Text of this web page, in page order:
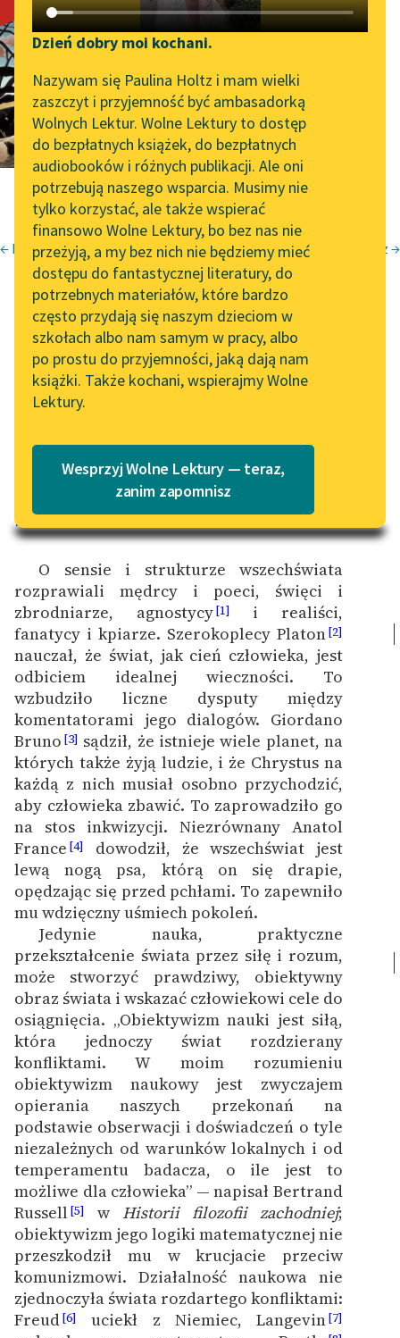
Katalog DAISY
Podkasty o książkach
Zgłoś brak utworu
Aktualności
„Prokurator Alicja Horn”
do słuchania
Byliśmy częścią AI Impact
Lab
Zapraszamy na spotkanie
online z tłumaczkami
literatury skandynawskiej
Spotkanie z Katarzyną
Tunkiel w Oslo
102. lata temu zmarł
Joseph Conrad
Lektury szkolne i klasyka
literatury do słuchania dla
uczennic i uczniów z
E-kolekcja lektur
szkolnych i literatury do
słuchania dla uczennic i
uczniów z
niepełnosprawnościami
Feministyczne inspiracje.
Popularyzacja
skandynawskiej literatury
feministycznej
Ręce pełne poezji
Kolekcje edukacyjne
twórców przechodzących
do domeny publicznej,
lektur szkolnych oraz
Starego Testamentu
Odkurzamy bohaterów
Szkoła Poezji Wolnych
Lektur
Narzędzia
Mapa Wolnych Lektur
Leśmianator
Przewodnik dla piszących i
czytających
API
OAI-PMH
Widget Wolnych Lektur
Przypisy
Katalog w formacie PDF
O nas
Kontakt
O projekcie
Zespół
Zasady wykorzystania
Wolnych Lektur
Logotypy
Materiały promocyjne
Dzień dobry moi kochani.
Nazywam się Paulina Holtz i mam wielki
zaszczyt i przyjemność być ambasadorką
Wolnych Lektur. Wolne Lektury to dostęp
do bezpłatnych książek, do bezpłatnych
audiobooków i różnych publikacji. Ale oni
potrzebują naszego wsparcia. Musimy nie
tylko korzystać, ale także wspierać
finansowo Wolne Lektury, bo bez nas nie
przeżyją, a my bez nich nie będziemy mieć
dostępu do fantastycznej literatury, do
potrzebnych materiałów, które bardzo
często przydają się naszym dzieciom w
szkołach albo nam samym w pracy, albo
po prostu do przyjemności, jaką dają nam
książki. Także kochani, wspierajmy Wolne
Lektury.
Wesprzyj Wolne Lektury — teraz,
zanim zapomnisz
noga psa
Pewien żołnierz →
← Rekord Tadeusz Borowski
Świat jako lewa
noga psa
I
O sensie i strukturze wszechświata
rozprawiali mędrcy i poeci, święci i
zbrodniarze, agnostycy[1]
i realiści,
fanatycy i kpiarze. Szerokoplecy Platon[2]
nauczał, że świat, jak cień człowieka, jest
odbiciem idealnej wieczności. To
wzbudziło liczne dysputy między
komentatorami jego dialogów. Giordano
Bruno [3] sądził, że istnieje wiele planet, na
których także żyją ludzie, i że Chrystus na
każdą z nich musiał osobno przychodzić,
aby człowieka zbawić. To zaprowadziło go
na stos inkwizycji. Niezrównany Anatol
France [4]
dowodził, że wszechświat jest
lewą nogą psa, którą on się drapie,
opędzając się przed pchłami. To zapewniło
mu wdzięczny uśmiech pokoleń.
Jedynie nauka, praktyczne
przekształcenie świata przez siłę i rozum,
może stworzyć prawdziwy, obiektywny
obraz świata i wskazać człowiekowi cele do
osiągnięcia. „Obiektywizm nauki jest siłą,
która jednoczy świat rozdzierany
konfliktami. W moim rozumieniu
obiektywizm naukowy jest zwyczajem
opierania naszych przekonań na
podstawie obserwacji i doświadczeń o tyle
niezależnych od warunków lokalnych i od
temperamentu badacza, o ile jest to
możliwe dla człowieka” — napisał Bertrand
Russell[5] w Historii filozofii zachodniej;
obiektywizm jego logiki matematycznej nie
przeszkodził mu w krucjacie przeciw
komunizmowi. Działalność naukowa nie
zjednoczyła świata rozdartego konfliktami:
Freud[6] uciekł z Niemiec, Langevin[7]